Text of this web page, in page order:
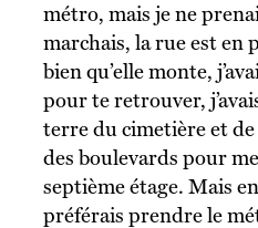
métro, mais je ne
marchais, la rue est en
bien qu’elle monte,
pour te retrouver,
terre du cimetière et de
des boulevards pour
septième étage. Mais
préférais prendre le